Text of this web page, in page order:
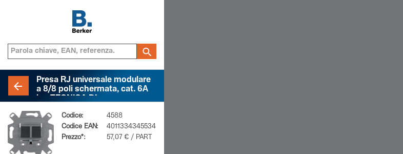
Presa RJ universale modulare
a 8/8 poli schermata, cat. 6A
Codice:
4588
Codice EAN:
4011334345534
Prezzo*:
57,07 € / PART